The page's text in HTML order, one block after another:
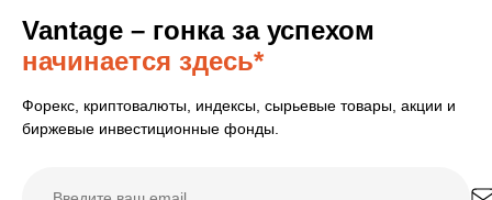
Vantage – гонка за успехом
начинается здесь*
Форекс, криптовалюты, индексы, сырьевые товары, акции и
биржевые инвестиционные фонды.